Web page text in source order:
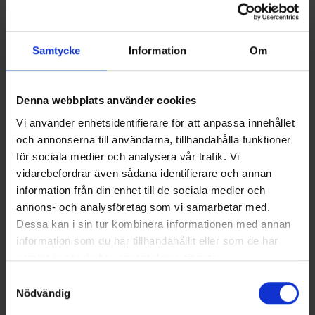
Samtycke Information Om
Denna webbplats använder cookies
Vi använder enhetsidentifierare för att anpassa innehållet
och annonserna till användarna, tillhandahålla funktioner
för sociala medier och analysera vår trafik. Vi
vidarebefordrar även sådana identifierare och annan
information från din enhet till de sociala medier och
annons- och analysföretag som vi samarbetar med.
Dessa kan i sin tur kombinera informationen med annan
information som du har tillhandahållit eller som de har
samlat in när du har använt deras tjänster.
Nödvändig
Wiggler
Wiggler Häcklor Octopus Lys
3/0
39 kr
Wiggler
Ursula 140g 17cm - Orange
Silver
109 kr
16 andra produkter i samma kategori: